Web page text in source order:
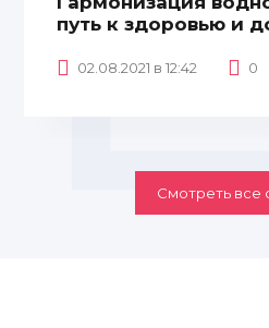
путь к здоровью и
02.08.2021 в 12:42 0
Смотреть все